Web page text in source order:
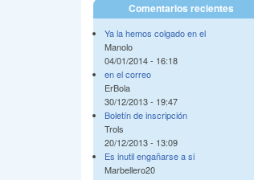
Comentarios recientes
Ya la hemos colgado en el
Manolo
04/01/2014 - 16:18
en el correo
ErBola
30/12/2013 - 19:47
Boletín de inscripción
Trols
20/12/2013 - 13:09
Es inutil engañarse a si
Marbellero20